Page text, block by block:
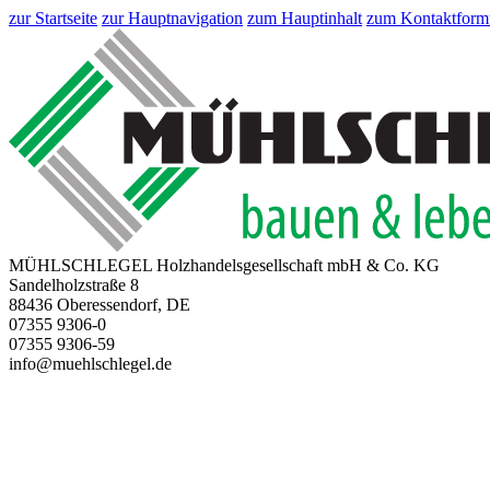
zur Startseite zur Hauptnavigation zum Hauptinhalt zum
MÜHLSCHLEGEL Holzhandelsgesellschaft mbH & Co. KG
Sandelholzstraße 8
88436 Oberessendorf, DE
07355 9306-0
07355 9306-59
info@muehlschlegel.de